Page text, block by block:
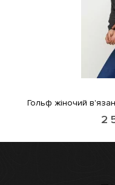
Гольф жіночий
2